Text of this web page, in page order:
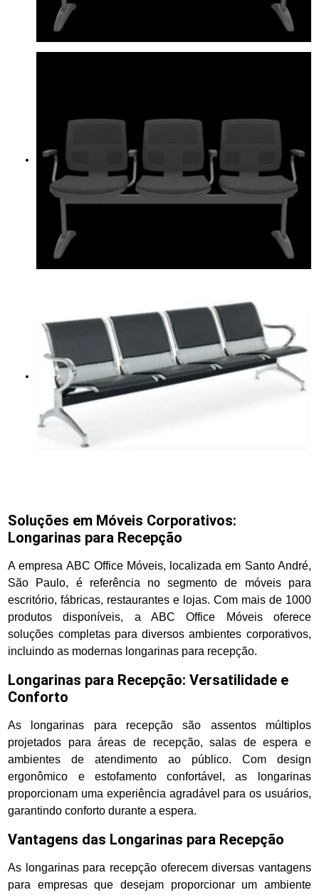
Soluções em Móveis Corporativos:
Longarinas para Recepção
A empresa ABC Office Móveis, localizada em Santo André,
São Paulo, é referência no segmento de móveis para
escritório, fábricas, restaurantes e lojas. Com mais de 1000
produtos disponíveis, a ABC Office Móveis oferece
soluções completas para diversos ambientes corporativos,
incluindo as modernas longarinas para recepção.
Longarinas para Recepção: Versatilidade e
Conforto
As longarinas para recepção são assentos múltiplos
projetados para áreas de recepção, salas de espera e
ambientes de atendimento ao público. Com design
ergonômico e estofamento confortável, as longarinas
proporcionam uma experiência agradável para os usuários,
garantindo conforto durante a espera.
Vantagens das Longarinas para Recepção
As longarinas para recepção oferecem diversas vantagens
para empresas que desejam proporcionar um ambiente